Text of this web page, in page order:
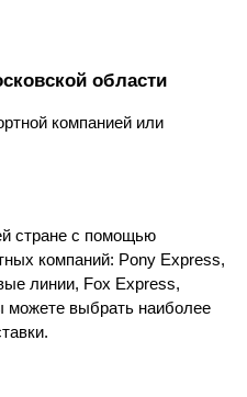
области
компанией или
стране с помощью
компаний: Pony Express,
линии, Fox Express,
выбрать наиболее